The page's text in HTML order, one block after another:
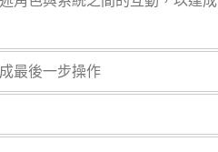
最後一步操作